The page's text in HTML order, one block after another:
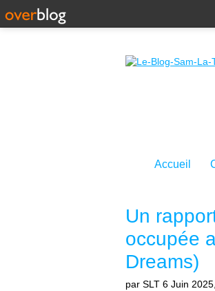
Accueil
Un
occupée
Dreams)
par SLT 6 Juin